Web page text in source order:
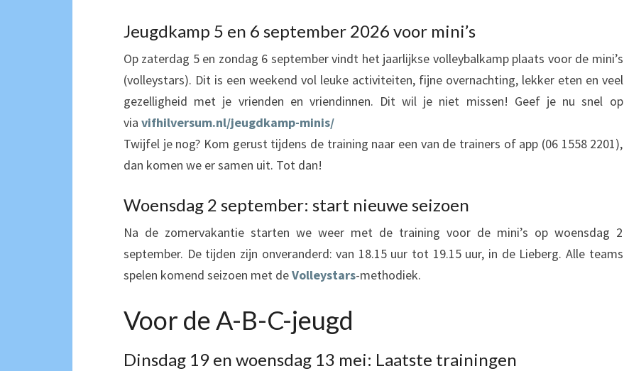
Jeugdkamp 5 en 6 september 2026 voor mini’s
Op zaterdag 5 en zondag 6 september vindt het jaarlijkse volleybalkamp plaats voor de mini’s
(volleystars). Dit is een weekend vol leuke activiteiten, fijne overnachting, lekker eten en veel
gezelligheid met je vrienden en vriendinnen. Dit wil je niet missen! Geef je nu snel op
via vifhilversum.nl/jeugdkamp-minis/
Twijfel je nog? Kom gerust tijdens de training naar een van de trainers of app (06 1558 2201),
dan komen we er samen uit. Tot dan!
Woensdag 2 september: start nieuwe seizoen
Na de zomervakantie starten we weer met de training voor de mini’s op woensdag 2
september. De tijden zijn onveranderd: van 18.15 uur tot 19.15 uur, in de Lieberg. Alle teams
spelen komend seizoen met deVolleystars-methodiek.
Voor de A-B-C-jeugd
Dinsdag 19 en woensdag 13 mei: Laatste trainingen